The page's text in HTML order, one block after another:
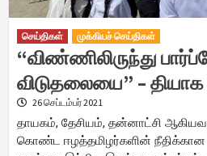
செய்திகள் முக்கியச் செய்திகள்
“விண்ணிலிருந்து
விடுதலையை” –
26 செப்டம்பர் 2021
தாயகம், தேசியம், தன்னாட்சி
கொண்ட ஈழத்தமிழர்களின்